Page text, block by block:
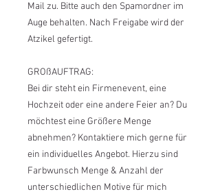
Mail zu. Bitte auch den Spamordner im
Auge behalten. Nach Freigabe wird der
Atzikel gefertigt.
GROßAUFTRAG:
Bei dir steht ein Firmenevent, eine
Hochzeit oder eine andere Feier an? Du
möchtest eine Größere Menge
abnehmen? Kontaktiere mich gerne für
ein individuelles Angebot. Hierzu sind
Farbwunsch Menge & Anzahl der
unterschiedlichen Motive für mich